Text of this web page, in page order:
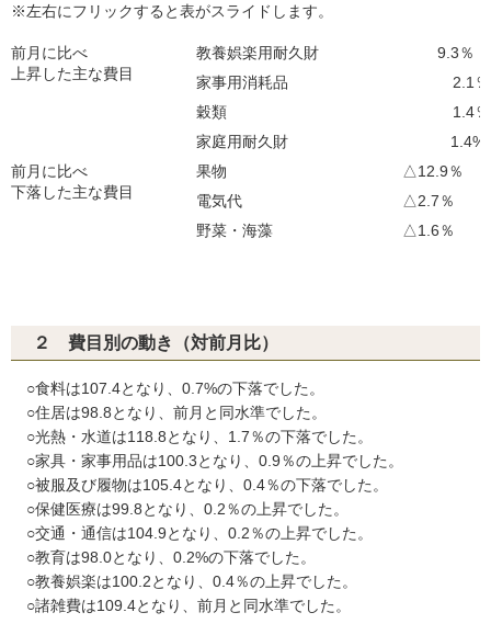
※左右にフリックすると表がスライドします。
前月に比べ
上昇した主な費目
教養娯楽用耐久財
9.3％
家事用消耗品
2.1％
穀類
1.4％
家庭用耐久財
1.4%
前月に比べ
下落した主な費目
果物
△12.9％
電気代
△2.7％
野菜・海藻
△1.6％
２ 費目別の動き（対前月比）
○食料は107.4となり、0.7%の下落でした。
○住居は98.8となり、前月と同水準でした。
○光熱・水道は118.8となり、1.7％の下落でした。
○家具・家事用品は100.3となり、0.9％の上昇でした。
○被服及び履物は105.4となり、0.4％の下落でした。
○保健医療は99.8となり、0.2％の上昇でした。
○交通・通信は104.9となり、0.2％の上昇でした。
○教育は98.0となり、0.2%の下落でした。
○教養娯楽は100.2となり、0.4％の上昇でした。
○諸雑費は109.4となり、前月と同水準でした。